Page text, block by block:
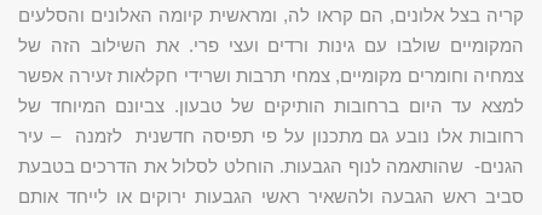
קריה בצל אלונים, הם קראו לה, ומראשית קיומה האלונים והסלעים
המקומיים שולבו עם גינות ורדים ועצי פרי. את השילוב הזה של
צמחיה וחומרים מקומיים, צמחי תרבות ושרידי חקלאות זעירה אפשר
למצא עד היום ברחובות הותיקים של טבעון. צביונם המיוחד של
רחובות אלו נובע גם מתכנון על פי תפיסה חדשנית לזמנה – עיר
הגנים- שהותאמה לנוף הגבעות. הוחלט לסלול את הדרכים בטבעת
סביב ראש הגבעה ולהשאיר ראשי הגבעות ירוקים או לייחד אותם